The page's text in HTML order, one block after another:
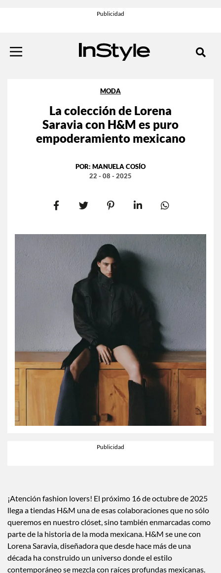
MODA
La colección de Lorena
Saravia con H&M es puro
empoderamiento mexicano
POR: MANUELA COSÍO
22 - 08 - 2025
00:00Tiempo transcurrido: 0 segundos 00:37
¡Atención fashion lovers! El próximo 16 de octubre de 2025
llega a tiendas H&M una de esas colaboraciones que no sólo
queremos en nuestro clóset, sino también enmarcadas como